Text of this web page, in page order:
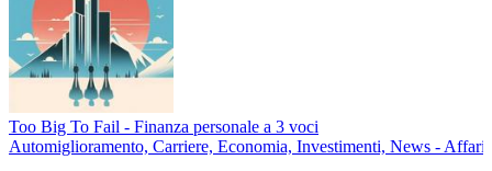
Too Big To Fail - Finanza personale a 3 voci
Automiglioramento, Carriere, Economia, Investimenti, News -